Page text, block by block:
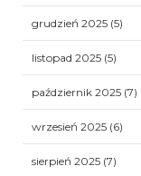
grudzień 2025 (5)
listopad 2025 (5)
październik 2025 (7)
wrzesień 2025 (6)
sierpień 2025 (7)